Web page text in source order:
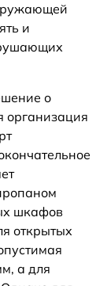
и
о
организация
шкафов
открытых
а для